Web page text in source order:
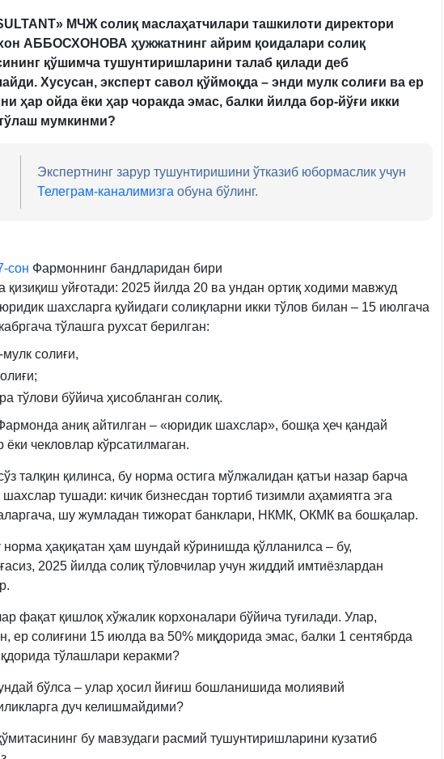
МЧЖ солиқ маслаҳатчилари ташкилоти директори
АББОСХОНОВА ҳужжатнинг айрим қоидалари солиқ
қўшимча тушунтиришларини талаб қилади деб
Хусусан, эксперт савол қўймоқда – энди мулк солиғи ва ер
ҳар ойда ёки ҳар чоракда эмас, балки йилда бор-йўғи икки
мумкинми?
Экспертнинг зарур тушунтиришини ўтказиб юбормаслик учун
Телеграм-каналимизга обуна бўлинг.
сон Фармоннинг бандларидан бири
қизиқиш уйғотади: 2025 йилда 20 ва ундан ортиқ ходими мавжуд
шахсларга қуйидаги солиқларни икки тўлов билан – 15 июлгача
тўлашга рухсат берилган:
солиғи,
тўлови бўйича ҳисобланган солиқ.
аниқ айтилган – «юридик шахслар», бошқа ҳеч қандай
ёки чекловлар кўрсатилмаган.
талқин қилинса, бу норма остига мўлжалидан қатъи назар барча
тушади: кичик бизнесдан тортиб тизимли аҳамиятга эга
шу жумладан тижорат банклари, НКМК, ОКМК ва бошқалар.
норма ҳақиқатан ҳам шундай кўринишда қўлланилса – бу,
2025 йилда солиқ тўловчилар учун жиддий имтиёзлардан
фақат қишлоқ хўжалик корхоналари бўйича туғилади. Улар,
ер солиғини 15 июлда ва 50% миқдорида эмас, балки 1 сентябрда
тўлашлари керакми?
бўлса – улар ҳосил йиғиш бошланишида молиявий
дуч келишмайдими?
бу мавзудаги расмий тушунтиришларини кузатиб